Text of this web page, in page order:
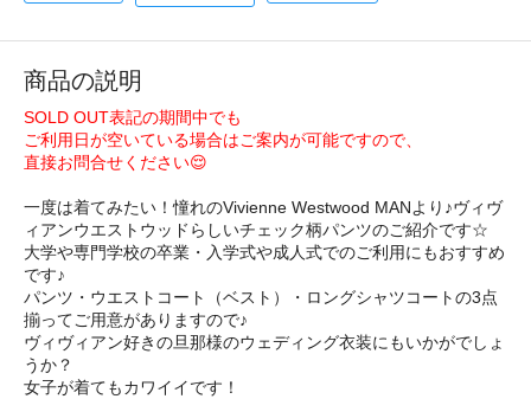
商品の説明
SOLD OUT表記の期間中でも
ご利用日が空いている場合はご案内が可能ですので、
直接お問合せください😌
一度は着てみたい！憧れのVivienne Westwood MANより♪ヴィヴ
ィアンウエストウッドらしいチェック柄パンツのご紹介です☆
大学や専門学校の卒業・入学式や成人式でのご利用にもおすすめ
です♪
パンツ・ウエストコート（ベスト）・ロングシャツコートの3点
揃ってご用意がありますので♪
ヴィヴィアン好きの旦那様のウェディング衣装にもいかがでしょ
うか？
女子が着てもカワイイです！